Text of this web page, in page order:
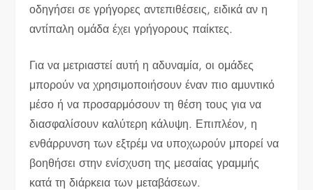
οδηγήσει σε γρήγορες αντεπιθέσεις, ειδικά αν η
αντίπαλη ομάδα έχει γρήγορους παίκτες.
Για να μετριαστεί αυτή η αδυναμία, οι ομάδες
μπορούν να χρησιμοποιήσουν έναν πιο αμυντικό
μέσο ή να προσαρμόσουν τη θέση τους για να
διασφαλίσουν καλύτερη κάλυψη. Επιπλέον, η
ενθάρρυνση των εξτρέμ να υποχωρούν μπορεί να
βοηθήσει στην ενίσχυση της μεσαίας γραμμής
κατά τη διάρκεια των μεταβάσεων.